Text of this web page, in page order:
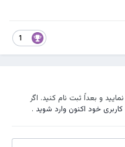
و بعداً ثبت نام کنید. اگر
خود اکنون وارد شوید.